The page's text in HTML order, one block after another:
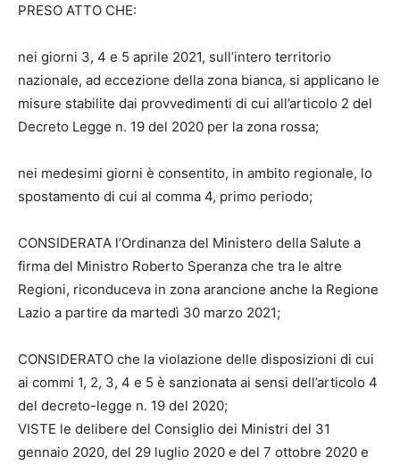
PRESO ATTO CHE:
nei giorni 3, 4 e 5 aprile 2021, sull’intero territorio
nazionale, ad eccezione della zona bianca, si applicano le
misure stabilite dai provvedimenti di cui all’articolo 2 del
Decreto Legge n. 19 del 2020 per la zona rossa;
nei medesimi giorni è consentito, in ambito regionale, lo
spostamento di cui al comma 4, primo periodo;
CONSIDERATA l’Ordinanza del Ministero della Salute a
firma del Ministro Roberto Speranza che tra le altre
Regioni, riconduceva in zona arancione anche la Regione
Lazio a partire da martedì 30 marzo 2021;
CONSIDERATO che la violazione delle disposizioni di cui
ai commi 1, 2, 3, 4 e 5 è sanzionata ai sensi dell’articolo 4
del decreto-legge n. 19 del 2020;
VISTE le delibere del Consiglio dei Ministri del 31
gennaio 2020, del 29 luglio 2020 e del 7 ottobre 2020 e